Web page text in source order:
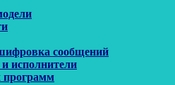
сообщений
исполнители
программ